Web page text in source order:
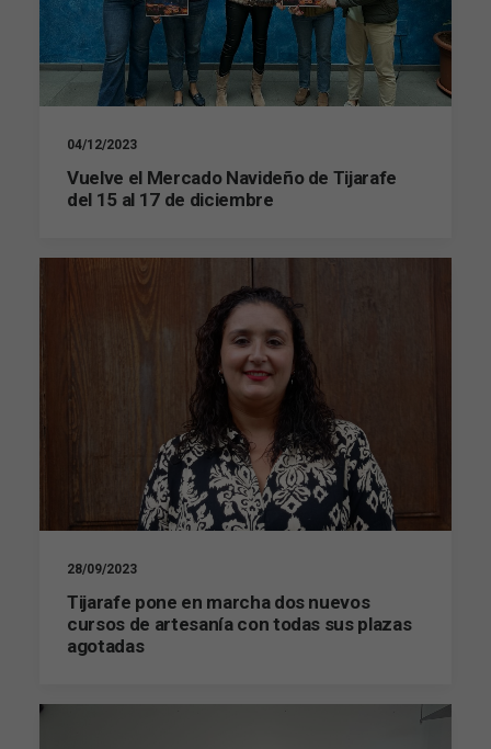
04/12/2023
Vuelve el Mercado Navideño de Tijarafe
del 15 al 17 de diciembre
28/09/2023
Tijarafe pone en marcha dos nuevos
cursos de artesanía con todas sus plazas
agotadas
Necesarias
Estas
cookies no
son
opcionales.
necesarias
para que
funcione la
web.
Para que
podamos
mejorar la